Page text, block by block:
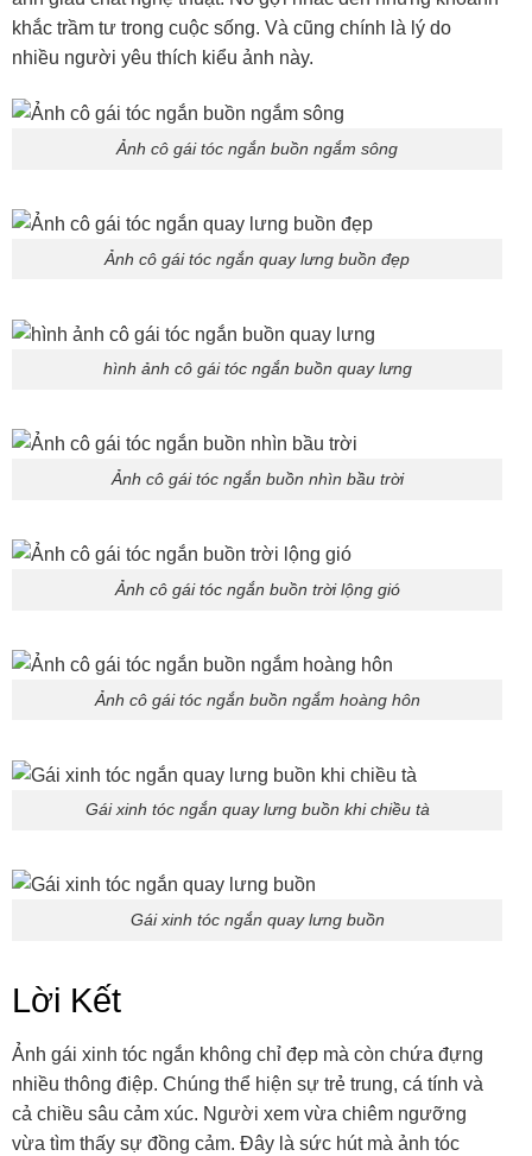
khắc trầm tư trong cuộc sống. Và cũng chính là lý do
nhiều người yêu thích kiểu ảnh này.
Ảnh cô gái tóc ngắn buồn ngắm sông
Ảnh cô gái tóc ngắn quay lưng buồn đẹp
hình ảnh cô gái tóc ngắn buồn quay lưng
Ảnh cô gái tóc ngắn buồn nhìn bầu trời
Ảnh cô gái tóc ngắn buồn trời lộng gió
Ảnh cô gái tóc ngắn buồn ngắm hoàng hôn
Gái xinh tóc ngắn quay lưng buồn khi chiều tà
Gái xinh tóc ngắn quay lưng buồn
Lời Kết
Ảnh gái xinh tóc ngắn không chỉ đẹp mà còn chứa đựng
nhiều thông điệp. Chúng thể hiện sự trẻ trung, cá tính và
cả chiều sâu cảm xúc. Người xem vừa chiêm ngưỡng
vừa tìm thấy sự đồng cảm. Đây là sức hút mà ảnh tóc